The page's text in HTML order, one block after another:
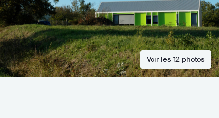
Voir les 12 photos